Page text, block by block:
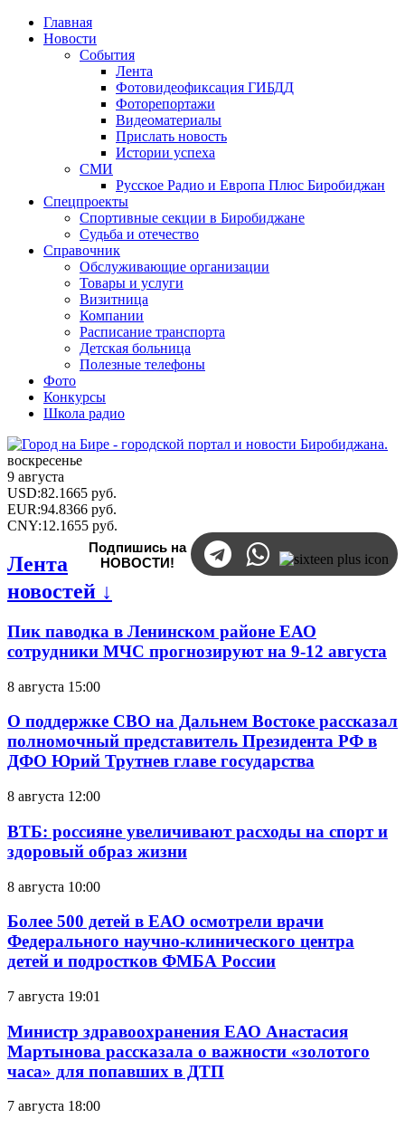
Главная
Новости
События
Лента
Фотовидеофиксация ГИБДД
Фоторепортажи
Видеоматериалы
Прислать новость
Истории успеха
СМИ
Русское Радио и Европа Плюс Биробиджан
Спецпроекты
Спортивные секции в Биробиджане
Судьба и отечество
Справочник
Обслуживающие организации
Товары и услуги
Визитница
Компании
Расписание транспорта
Детская больница
Полезные телефоны
Фото
Конкурсы
Школа радио
воскресенье
9 августа
USD:82.1665 руб.
EUR:94.8366 руб.
CNY:12.1655 руб.
Подпишись на
НОВОСТИ!
Лента
новостей ↓
Пик паводка в Ленинском районе ЕАО
сотрудники МЧС прогнозируют на 9-12 августа
8 августа 15:00
О поддержке СВО на Дальнем Востоке рассказал
полномочный представитель Президента РФ в
ДФО Юрий Трутнев главе государства
8 августа 12:00
ВТБ: россияне увеличивают расходы на спорт и
здоровый образ жизни
8 августа 10:00
Более 500 детей в ЕАО осмотрели врачи
Федерального научно-клинического центра
детей и подростков ФМБА России
7 августа 19:01
Министр здравоохранения ЕАО Анастасия
Мартынова рассказала о важности «золотого
часа» для попавших в ДТП
7 августа 18:00